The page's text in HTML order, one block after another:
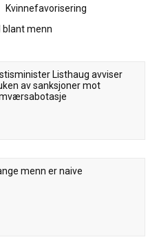
Kvinnefavorisering
blant menn
Listhaug avviser
av sanksjoner mot
menn er naive